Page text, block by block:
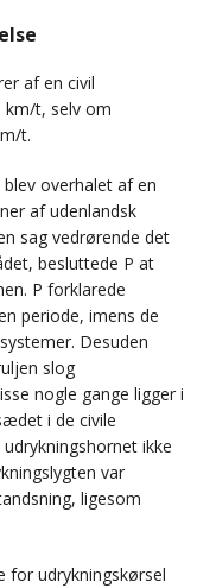
af en civil
km/t, selv om
t.
overhalet af en
af udenlandsk
sag vedrørende det
besluttede P at
P forklarede
periode, imens de
Desuden
slog
nogle gange ligger i
i de civile
ikke
var
ligesom
for udrykningskørsel